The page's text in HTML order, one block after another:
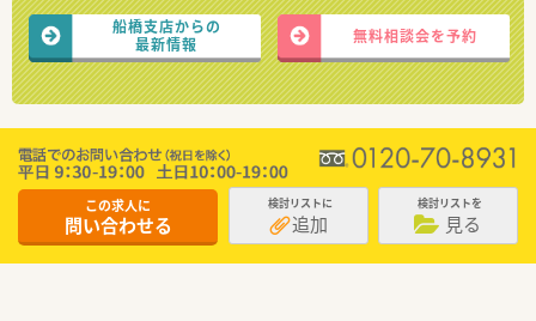
船橋支店からの
最新情報
無料相談会を予約
この求人に
問い合わせる
検討リストに
追加
検討リストを
見る